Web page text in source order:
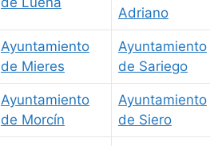
Adriano
Ayuntamiento
de Mieres
Ayuntamiento
de Sariego
Ayuntamiento
de Morcín
Ayuntamiento
de Siero